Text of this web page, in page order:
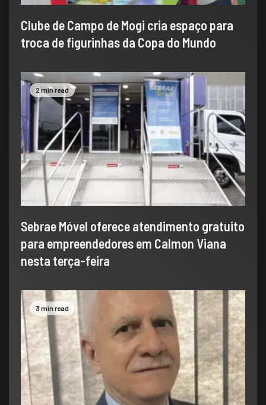
Clube de Campo de Mogi cria espaço para
troca de figurinhas da Copa do Mundo
2 min read
Sebrae Móvel oferece atendimento gratuito
para empreendedores em Calmon Viana
nesta terça-feira
3 min read